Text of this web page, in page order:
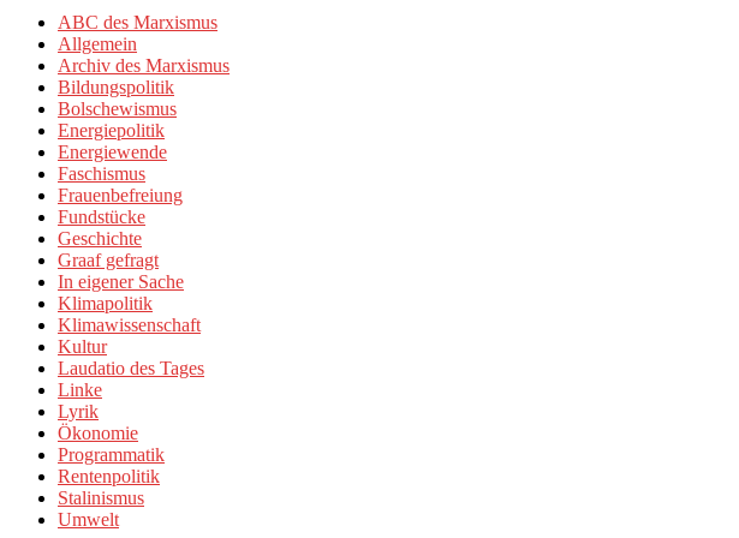
ABC des Marxismus
Allgemein
Archiv des Marxismus
Bildungspolitik
Bolschewismus
Energiepolitik
Energiewende
Faschismus
Frauenbefreiung
Fundstücke
Geschichte
Graaf gefragt
In eigener Sache
Klimapolitik
Klimawissenschaft
Kultur
Laudatio des Tages
Linke
Lyrik
Ökonomie
Programmatik
Rentenpolitik
Stalinismus
Umwelt